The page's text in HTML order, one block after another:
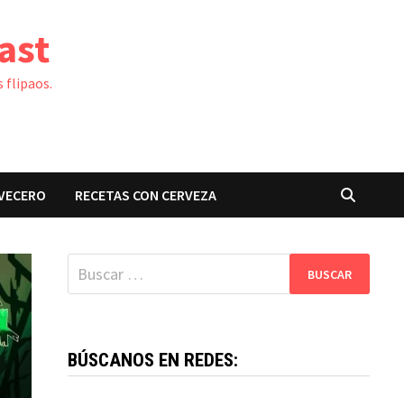
flipaos.
RECETAS CON CERVEZA
Buscar:
BÚSCANOS EN REDES: